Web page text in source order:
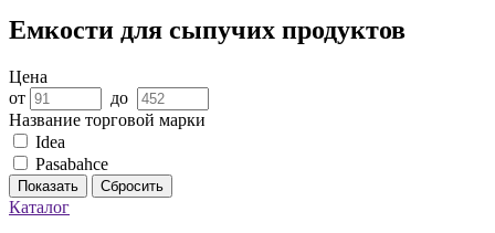
Емкости для сыпучих продуктов
Цена
от
до
Название торговой марки
Idea
Pasabahce
Показать Сбросить
Каталог